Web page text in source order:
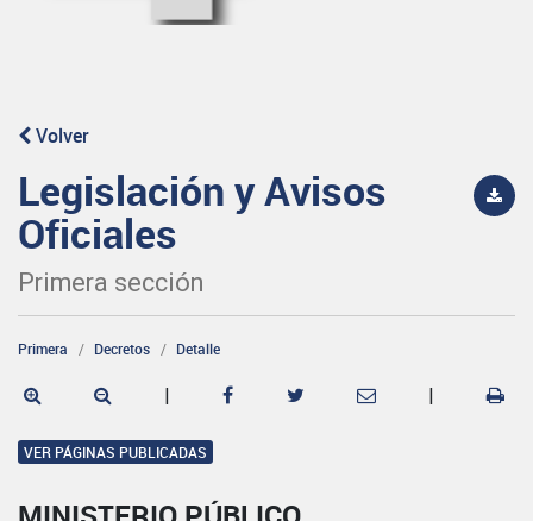
Volver
Legislación y Avisos
Oficiales
Primera sección
Primera Decretos Detalle
| |
VER PÁGINAS PUBLICADAS